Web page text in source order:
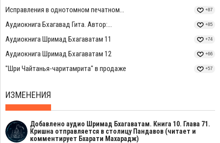
Исправления в однотомном печатном... +87
Аудиокнига Бхагавад Гита. Автор:... +85
Аудиокнига Шримад Бхагаватам 11 +74
Аудиокнига Шримад Бхагаватам 12 +66
"Шри Чайтанья-чаритамрита" в продаже +57
ИЗМЕНЕНИЯ
Добавлено аудио Шримад Бхагаватам. Книга 10. Глава 71.
Кришна отправляется в столицу Пандавов (читает и
комментирует Бхарати Махарадж)